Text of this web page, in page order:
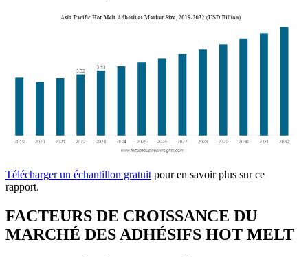
Télécharger un échantillon gratuit pour en savoir plus sur ce
rapport.
FACTEURS DE CROISSANCE DU
MARCHÉ DES ADHÉSIFS HOT MELT